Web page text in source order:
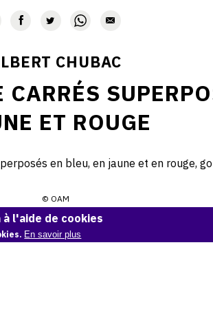
CHUBAC
ET ROUGE
en bleu, en jaune et en rouge,
© OAM
d'information
l'aide de cookies
En savoir plus